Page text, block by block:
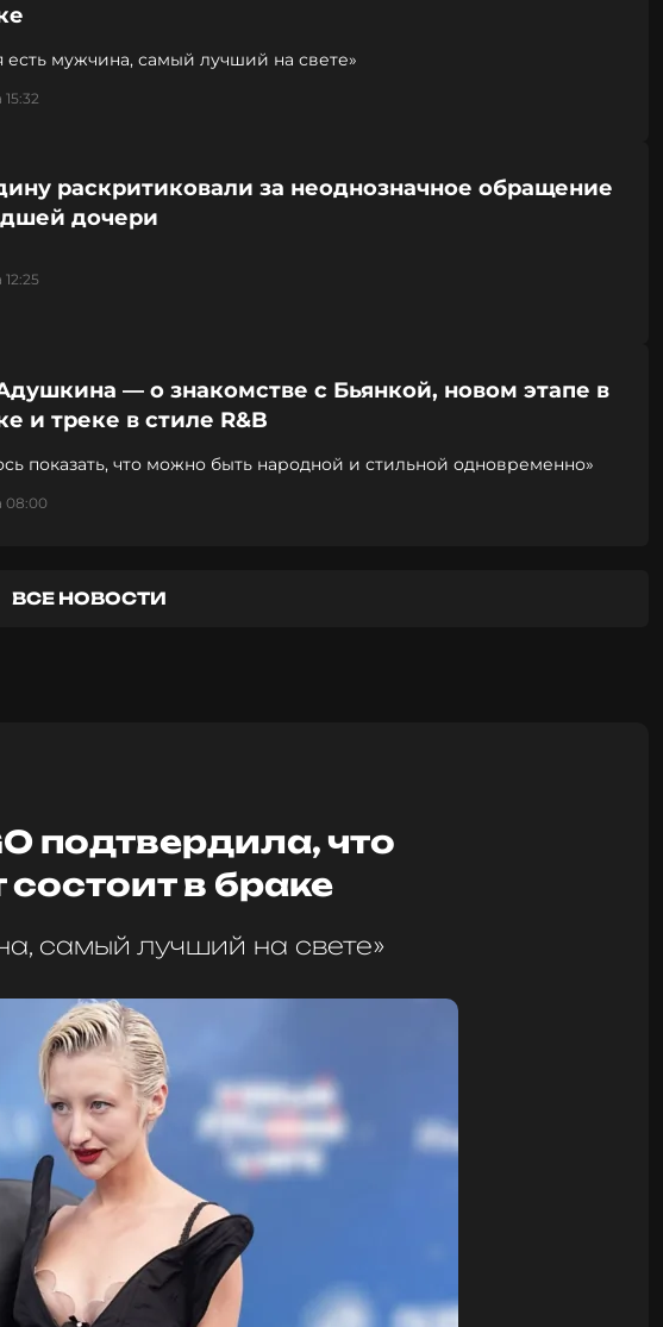
есть мужчина, самый лучший на свете»
15:32
раскритиковали за неоднозначное обращение
дочери
12:25
— о знакомстве с Бьянкой, новом этапе в
и треке в стиле R&B
показать, что можно быть народной и стильной одновременно»
08:00
ВСЕ НОВОСТИ
подтвердила, что
состоит в браке
самый лучший на свете»